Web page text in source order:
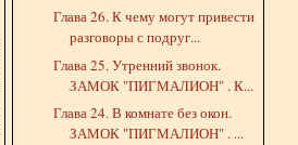
Глава 26. К чему могут привести
разговоры с подруг...
Глава 25. Утренний звонок.
ЗАМОК "ПИГМАЛИОН" . К...
Глава 24. В комнате без окон.
ЗАМОК "ПИГМАЛИОН" . ...